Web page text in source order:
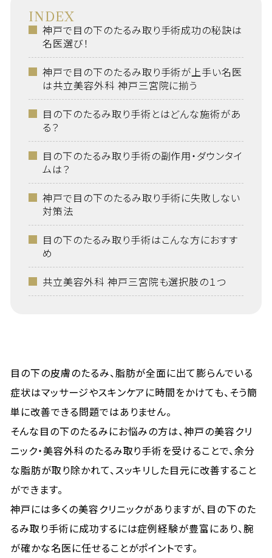
INDEX
神戸で目の下のたるみ取り手術成功の秘訣は
名医選び！
神戸で目の下のたるみ取り手術が上手い名医
は共立美容外科 神戸三宮院に揃う
目の下のたるみ取り手術とはどんな施術があ
る？
目の下のたるみ取り手術の副作用・ダウンタイ
ムは？
神戸で目の下のたるみ取り手術に失敗しない
対策法
目の下のたるみ取り手術はこんな方におすす
め
共立美容外科 神戸三宮院も選択肢の１つ
目の下の皮膚のたるみ、脂肪が全面に出て膨らんでいる
症状はマッサージやスキンケアに時間をかけても、そう簡
単に改善できる問題ではありません。
そんな目の下のたるみにお悩みの方は、神戸の美容クリ
ニック・美容外科のたるみ取り手術を受けることで、余分
な脂肪が取り除かれて、スッキリした目元に改善すること
ができます。
神戸には多くの美容クリニックがありますが、目の下のた
るみ取り手術に成功するには症例経験が豊富にあり、腕
が確かな名医に任せることがポイントです。